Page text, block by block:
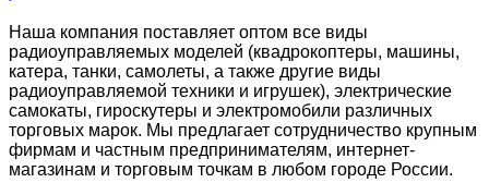
Наша компания поставляет оптом все виды
радиоуправляемых моделей (квадрокоптеры, машины,
катера, танки, самолеты, а также другие виды
радиоуправляемой техники и игрушек), электрические
самокаты, гироскутеры и электромобили различных
торговых марок. Мы предлагает сотрудничество крупным
фирмам и частным предпринимателям, интернет-
магазинам и торговым точкам в любом городе России.